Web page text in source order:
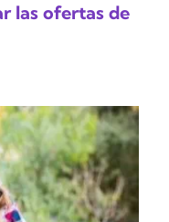
las ofertas de